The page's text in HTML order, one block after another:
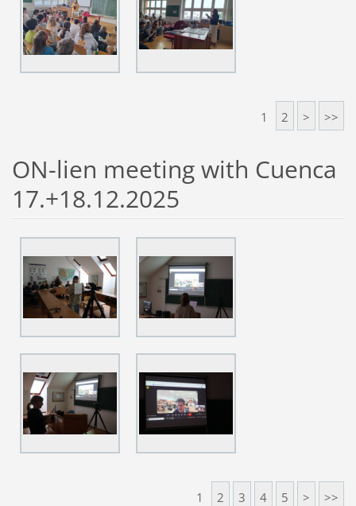
1 2 > >>
ON-lien meeting with Cuenca
17.+18.12.2025
1 2 3 4 5 > >>